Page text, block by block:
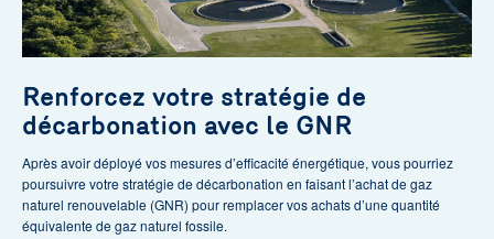
Renforcez votre stratégie de
décarbonation avec le GNR
Après avoir déployé vos mesures d’efficacité énergétique, vous pourriez
poursuivre votre stratégie de décarbonation en faisant l’achat de gaz
naturel renouvelable (GNR) pour remplacer vos achats d’une quantité
équivalente de gaz naturel fossile.